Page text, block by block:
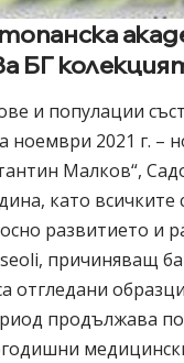
БГ
и популации
ноември 2021 г. –
Малков“,
като
развитието и
причиняващ
отгледани
продължава